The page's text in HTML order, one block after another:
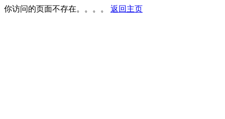
你访问的页面不存在。。。。 返回主页